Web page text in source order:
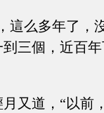
這么多年了，
三個，近百
又道，“以前